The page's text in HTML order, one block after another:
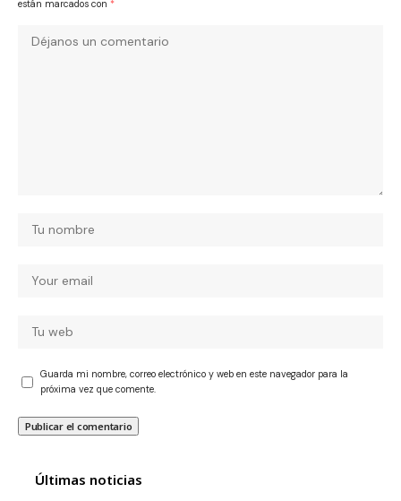
están marcados con *
Guarda mi nombre, correo electrónico y web en este navegador para la
próxima vez que comente.
Últimas noticias